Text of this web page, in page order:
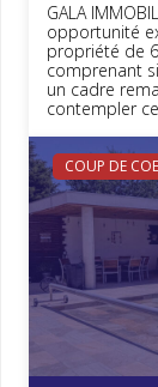
GALA
opportunité
propriété de
comprenant
un cadre
contempler
COUP DE